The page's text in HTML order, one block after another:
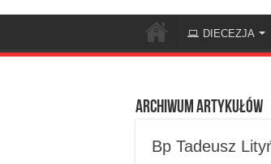
DIECEZJA
Archiwum artykułów
Bp Tadeusz